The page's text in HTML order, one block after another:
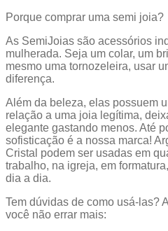
Porque comprar uma semi joia?
As SemiJoias são acessórios
mulherada. Seja um colar, um
mesmo uma tornozeleira, usar
diferença.
Além da beleza, elas possuem
relação a uma joia legítima,
elegante gastando menos. Até
sofisticação é a nossa marca!
Cristal podem ser usadas em
trabalho, na igreja, em
dia a dia.
Tem dúvidas de como usá-las?
você não errar mais: